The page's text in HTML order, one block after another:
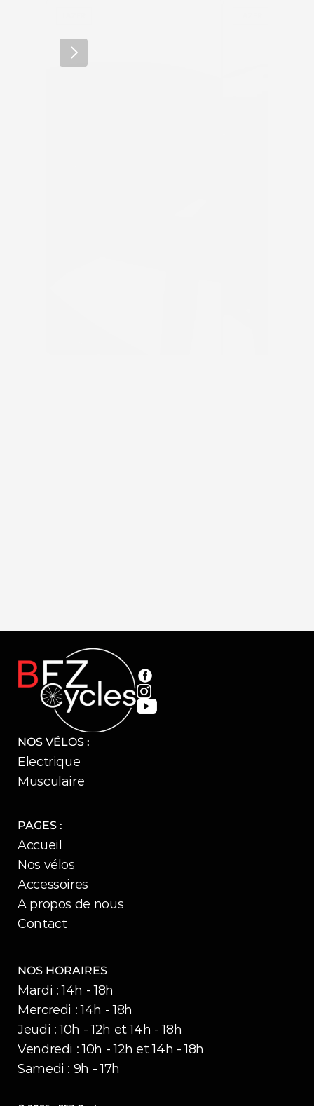
NOS VÉLOS :
Electrique
Musculaire
PAGES :
Accueil
Nos vélos
Accessoires
A propos de nous
Contact
NOS HORAIRES
Mardi : 14h - 18h
Mercredi : 14h - 18h
Jeudi : 10h - 12h et 14h - 18h
Vendredi : 10h - 12h et 14h - 18h
Samedi : 9h - 17h